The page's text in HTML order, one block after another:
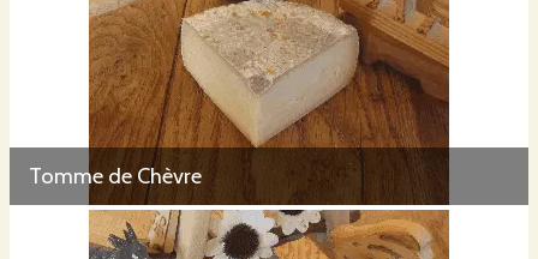
Tomme de Chèvre